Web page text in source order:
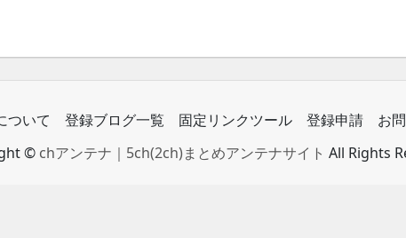
ついて 登録ブログ一覧 固定リンクツール 登録申請
お
© chアンテナ｜5ch(2ch)まとめアンテナサイト All Rights